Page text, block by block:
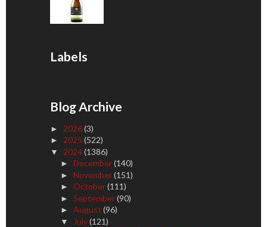
Labels
Blog Archive
► 2026(3)
► 2025 (522)
▼ 2024(1386)
► December(140)
► November(151)
► October(111)
► September(90)
► August (96)
▼ July(121)